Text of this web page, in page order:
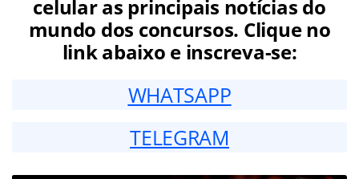
celular as principais notícias do
mundo dos concursos. Clique no
link abaixo e inscreva-se:
WHATSAPP
TELEGRAM